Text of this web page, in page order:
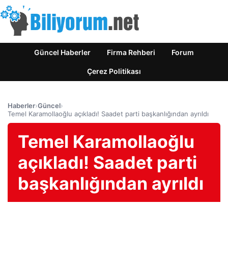
Güncel Haberler Firma Rehberi Forum
Çerez Politikası
Haberler›Güncel›
Temel Karamollaoğlu açıkladı! Saadet parti başkanlığından ayrıldı
Temel Karamollaoğlu
açıkladı! Saadet parti
başkanlığından ayrıldı